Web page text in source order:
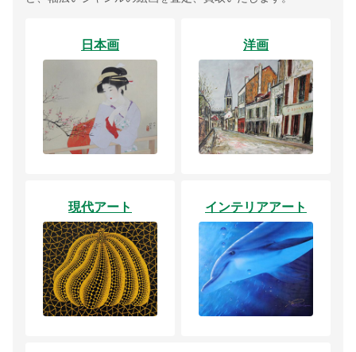
日本画 洋画
現代アート インテリアアート